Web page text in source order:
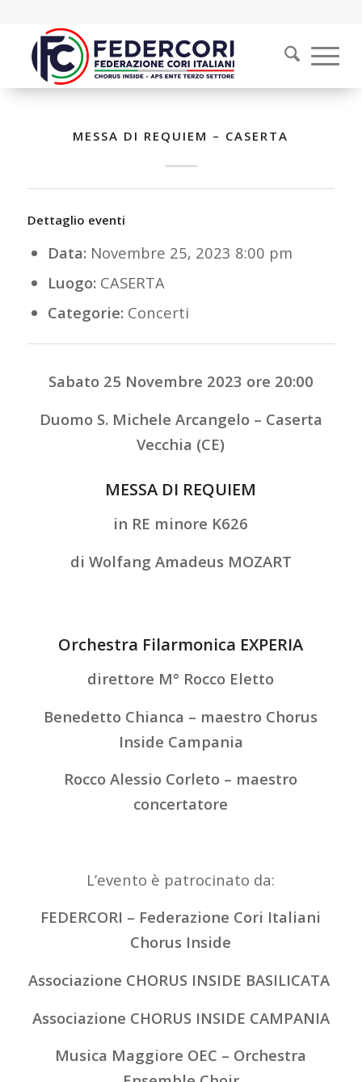
MESSA DI REQUIEM – CASERTA
Dettaglio eventi
Data: Novembre 25, 2023 8:00 pm
Luogo: CASERTA
Categorie: Concerti
Sabato 25 Novembre 2023 ore 20:00
Duomo S. Michele Arcangelo – Caserta
Vecchia (CE)
MESSA DI REQUIEM
in RE minore K626
di Wolfang Amadeus MOZART
Orchestra Filarmonica EXPERIA
direttore M° Rocco Eletto
Benedetto Chianca – maestro Chorus
Inside Campania
Rocco Alessio Corleto – maestro
concertatore
L’evento è patrocinato da:
FEDERCORI – Federazione Cori Italiani
Chorus Inside
Associazione CHORUS INSIDE BASILICATA
Associazione CHORUS INSIDE CAMPANIA
Musica Maggiore OEC – Orchestra